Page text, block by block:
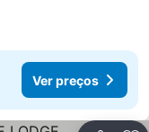
Ver preços